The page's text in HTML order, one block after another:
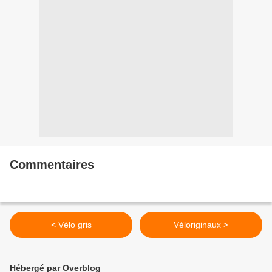
Commentaires
< Vélo gris Véloriginaux >
Hébergé par Overblog